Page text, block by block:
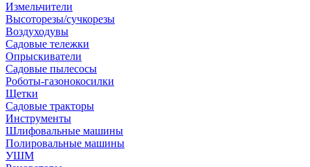
Измельчители
Высоторезы/сучкорезы
Воздуходувы
Садовые тележки
Опрыскиватели
Садовые пылесосы
Роботы-газонокосилки
Щетки
Садовые тракторы
Инструменты
Шлифовальные машины
Полировальные машины
УШМ